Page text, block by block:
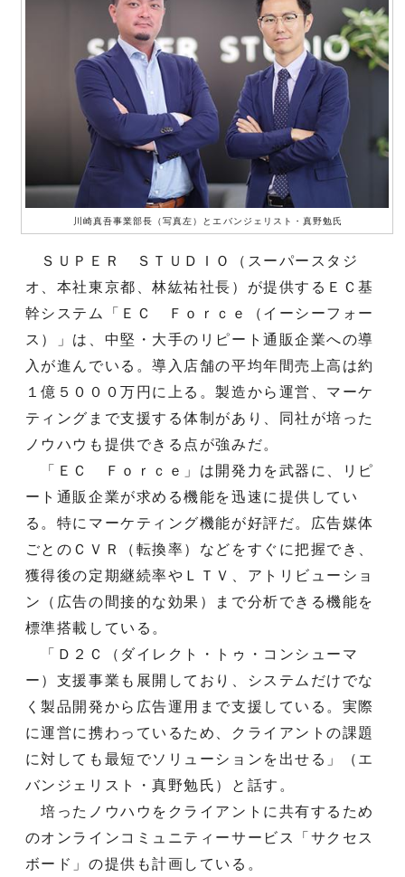
川崎真吾事業部長（写真左）とエバンジェリスト・真野勉氏
ＳＵＰＥＲ ＳＴＵＤＩＯ（スーパースタジ
オ、本社東京都、林紘祐社長）が提供するＥＣ基
幹システム「ＥＣ Ｆｏｒｃｅ（イーシーフォー
ス）」は、中堅・大手のリピート通販企業への導
入が進んでいる。導入店舗の平均年間売上高は約
１億５０００万円に上る。製造から運営、マーケ
ティングまで支援する体制があり、同社が培った
ノウハウも提供できる点が強みだ。
「ＥＣ Ｆｏｒｃｅ」は開発力を武器に、リピ
ート通販企業が求める機能を迅速に提供してい
る。特にマーケティング機能が好評だ。広告媒体
ごとのＣＶＲ（転換率）などをすぐに把握でき、
獲得後の定期継続率やＬＴＶ、アトリビューショ
ン（広告の間接的な効果）まで分析できる機能を
標準搭載している。
「Ｄ２Ｃ（ダイレクト・トゥ・コンシューマ
ー）支援事業も展開しており、システムだけでな
く製品開発から広告運用まで支援している。実際
に運営に携わっているため、クライアントの課題
に対しても最短でソリューションを出せる」（エ
バンジェリスト・真野勉氏）と話す。
培ったノウハウをクライアントに共有するため
のオンラインコミュニティーサービス「サクセス
ボード」の提供も計画している。